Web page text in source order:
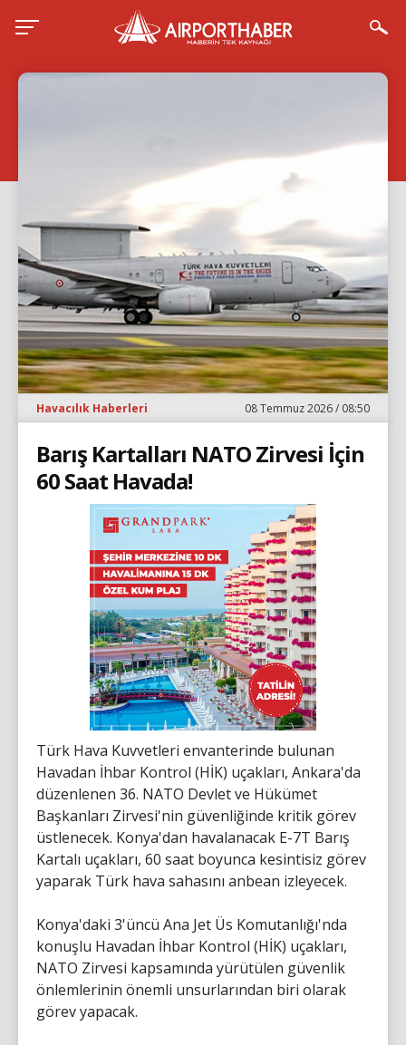
Havacılık Haberleri 08 Temmuz 2026 / 08:50
Barış Kartalları NATO Zirvesi İçin
60 Saat Havada!
Türk Hava Kuvvetleri envanterinde bulunan
Havadan İhbar Kontrol (HİK) uçakları, Ankara'da
düzenlenen 36. NATO Devlet ve Hükümet
Başkanları Zirvesi'nin güvenliğinde kritik görev
üstlenecek. Konya'dan havalanacak E-7T Barış
Kartalı uçakları, 60 saat boyunca kesintisiz görev
yaparak Türk hava sahasını anbean izleyecek.
Konya'daki 3'üncü Ana Jet Üs Komutanlığı'nda
konuşlu Havadan İhbar Kontrol (HİK) uçakları,
NATO Zirvesi kapsamında yürütülen güvenlik
önlemlerinin önemli unsurlarından biri olarak
görev yapacak.